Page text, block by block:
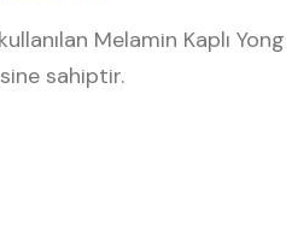
Melamin Kaplı
sahiptir.